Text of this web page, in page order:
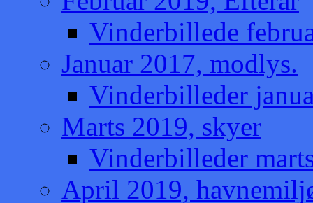
Vinderbillede
Januar 2017, modlys.
Vinderbilleder
Marts 2019, skyer
Vinderbilleder
April 2019,